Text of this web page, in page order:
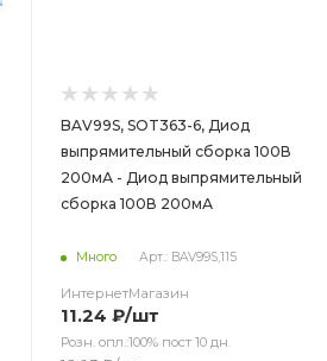
BAV99S, SOT363-6, Диод
выпрямительный сборка 100В
200мА - Диод выпрямительный
сборка 100В 200мА
Много Арт.: BAV99S,115
ИнтернетМагазин
11.24 ₽/шт
Розн. опл.:100% пост 10 дн.